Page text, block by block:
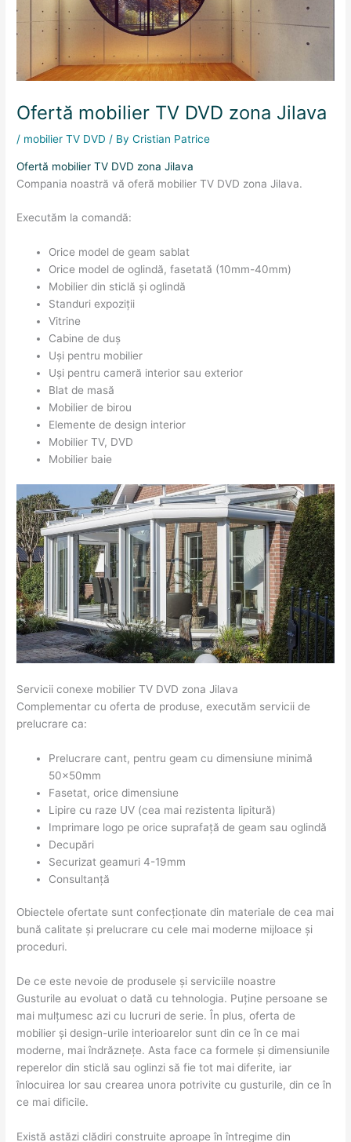
Ofertă mobilier TV DVD zona Jilava
/ mobilier TV DVD / ByCristian Patrice
Ofertă mobilier TV DVD zona Jilava
Compania noastră vă oferă mobilier TV DVD zona Jilava.
Executăm la comandă:
Orice model de geam sablat
Orice model de oglindă, fasetată (10mm-40mm)
Mobilier din sticlă și oglindă
Standuri expoziții
Vitrine
Cabine de duș
Uși pentru mobilier
Uși pentru cameră interior sau exterior
Blat de masă
Mobilier de birou
Elemente de design interior
Mobilier TV, DVD
Mobilier baie
Servicii conexe mobilier TV DVD zona Jilava
Complementar cu oferta de produse, executăm servicii de
prelucrare ca:
Prelucrare cant, pentru geam cu dimensiune minimă
50x50mm
Fasetat, orice dimensiune
Lipire cu raze UV (cea mai rezistenta lipitură)
Imprimare logo pe orice suprafață de geam sau oglindă
Decupări
Securizat geamuri 4-19mm
Consultanță
Obiectele ofertate sunt confecționate din materiale de cea mai
bună calitate și prelucrare cu cele mai moderne mijloace și
proceduri.
De ce este nevoie de produsele și serviciile noastre
Gusturile au evoluat o dată cu tehnologia. Puține persoane se
mai mulțumesc azi cu lucruri de serie. În plus, oferta de
mobilier și design-urile interioarelor sunt din ce în ce mai
moderne, mai îndrăznețe. Asta face ca formele și dimensiunile
reperelor din sticlă sau oglinzi să fie tot mai diferite, iar
înlocuirea lor sau crearea unora potrivite cu gusturile, din ce în
ce mai dificile.
Există astăzi clădiri construite aproape în întregime din